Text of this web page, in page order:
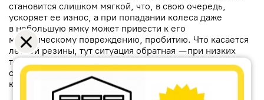
становится слишком мягкой, что, в свою очередь,
ускоряет ее износ, а при попадании колеса даже
в небольшую ямку может привести к его
механическому повреждению, пробитию. Что касается
летней резины, тут ситуация обратная — при низких
температурах она дубеет, тем самым теряя свои
свойства сцепления с дорогой, что может привести
к печальным последствиям.